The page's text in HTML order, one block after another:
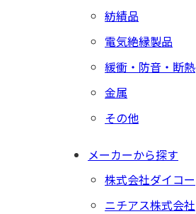
紡績品
電気絶縁製品
緩衝・防音・断熱
金属
その他
メーカーから探す
株式会社ダイコー
ニチアス株式会社